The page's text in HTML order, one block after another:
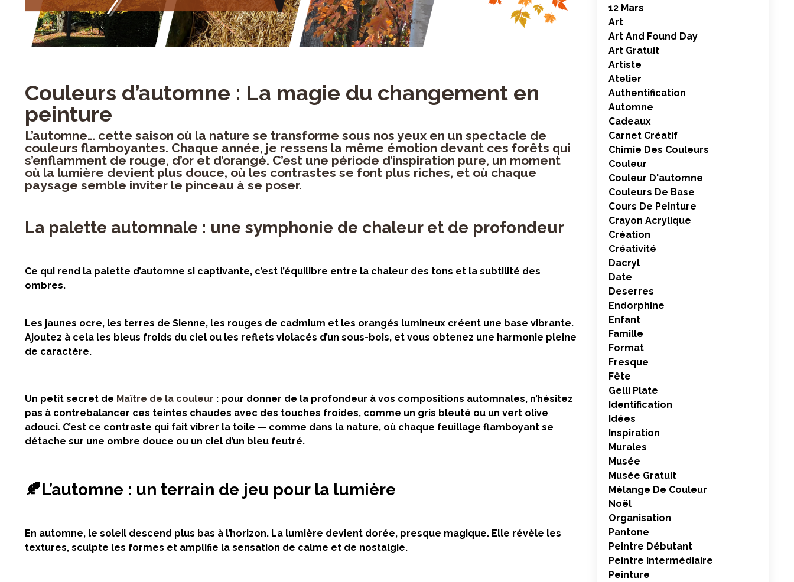
Couleurs d’automne : La magie du changement en
peinture
L’automne… cette saison où la nature se transforme sous nos yeux en un spectacle de
couleurs flamboyantes. Chaque année, je ressens la même émotion devant ces forêts qui
s’enflamment de rouge, d’or et d’orangé. C’est une période d’inspiration pure, un moment
où la lumière devient plus douce, où les contrastes se font plus riches, et où chaque
paysage semble inviter le pinceau à se poser.
La palette automnale : une symphonie de chaleur et de profondeur
Ce qui rend la palette d’automne si captivante, c’est l’équilibre entre la chaleur des tons et la subtilité des
ombres.
Les jaunes ocre, les terres de Sienne, les rouges de cadmium et les orangés lumineux créent une base vibrante.
Ajoutez à cela les bleus froids du ciel ou les reflets violacés d’un sous-bois, et vous obtenez une harmonie pleine
de caractère.
Un petit secret de Maître de la couleur : pour donner de la profondeur à vos compositions automnales, n’hésitez
pas à contrebalancer ces teintes chaudes avec des touches froides, comme un gris bleuté ou un vert olive
adouci. C’est ce contraste qui fait vibrer la toile — comme dans la nature, où chaque feuillage flamboyant se
détache sur une ombre douce ou un ciel d’un bleu feutré.
🍂L’automne : un terrain de jeu pour la lumière
En automne, le soleil descend plus bas à l’horizon. La lumière devient dorée, presque magique. Elle révèle les
textures, sculpte les formes et amplifie la sensation de calme et de nostalgie.
12 Mars
Art
Art And Found Day
Art Gratuit
Artiste
Atelier
Authentification
Automne
Cadeaux
Carnet Créatif
Chimie Des Couleurs
Couleur
Couleur D'automne
Couleurs De Base
Cours De Peinture
Crayon Acrylique
Création
Créativité
Dacryl
Date
Deserres
Endorphine
Enfant
Famille
Format
Fresque
Fête
Gelli Plate
Identification
Idées
Inspiration
Murales
Musée
Musée Gratuit
Mélange De Couleur
Noël
Organisation
Pantone
Peintre Débutant
Peintre Intermédiaire
Peinture